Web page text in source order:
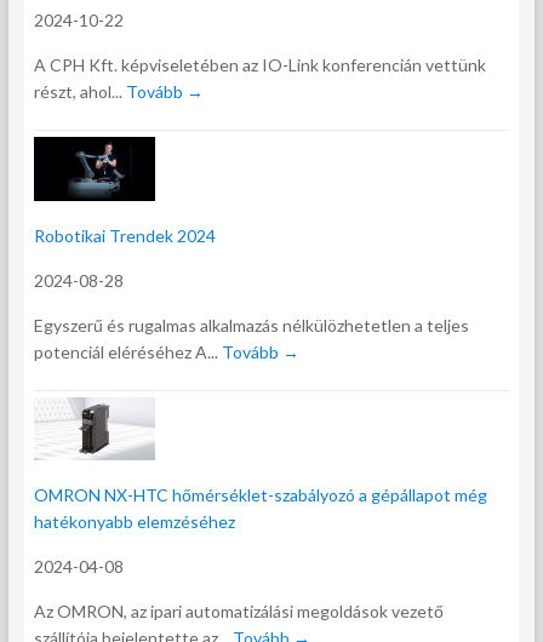
2024-10-22
A CPH Kft. képviseletében az IO-Link konferencián vettünk
részt, ahol... Tovább →
Robotikai Trendek 2024
2024-08-28
Egyszerű és rugalmas alkalmazás nélkülözhetetlen a teljes
potenciál eléréséhez A... Tovább →
OMRON NX-HTC hőmérséklet-szabályozó a gépállapot még
hatékonyabb elemzéséhez
2024-04-08
Az OMRON, az ipari automatizálási megoldások vezető
szállítója bejelentette az... Tovább →